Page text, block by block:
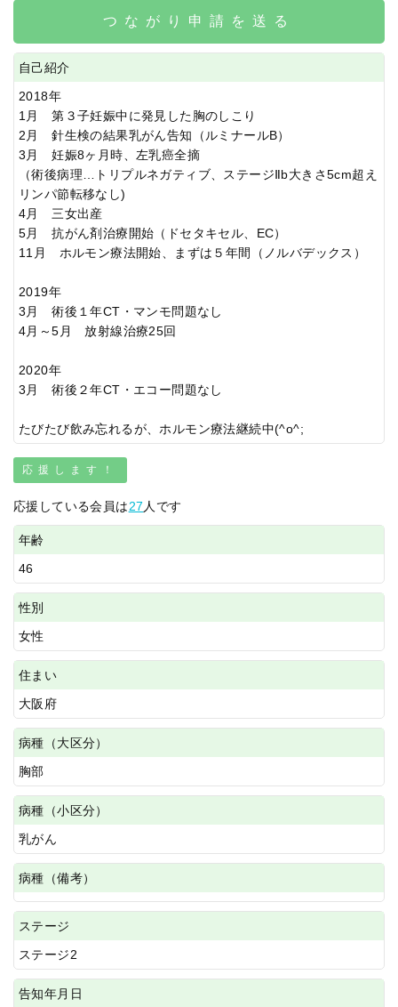
つながり申請を送る
自己紹介
2018年
1月 第３子妊娠中に発見した胸のしこり
2月 針生検の結果乳がん告知（ルミナールB）
3月 妊娠8ヶ月時、左乳癌全摘
（術後病理…トリプルネガティブ、ステージⅡb大きさ5cm超え
リンパ節転移なし)
4月 三女出産
5月 抗がん剤治療開始（ドセタキセル、EC）
11月 ホルモン療法開始、まずは５年間（ノルバデックス）
2019年
3月 術後１年CT・マンモ問題なし
4月～5月 放射線治療25回
2020年
3月 術後２年CT・エコー問題なし
たびたび飲み忘れるが、ホルモン療法継続中(^o^;
応援します！
応援している会員は27 人です
年齢
46
性別
女性
住まい
大阪府
病種（大区分）
胸部
病種（小区分）
乳がん
病種（備考）
ステージ
ステージ2
告知年月日